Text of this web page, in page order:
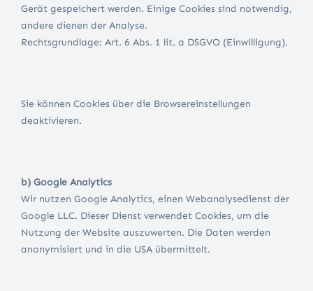
Gerät gespeichert werden. Einige Cookies sind notwendig,
andere dienen der Analyse.
Rechtsgrundlage: Art. 6 Abs. 1 lit. a DSGVO (Einwilligung).
Sie können Cookies über die Browsereinstellungen
deaktivieren.
b) Google Analytics
Wir nutzen Google Analytics, einen Webanalysedienst der
Google LLC. Dieser Dienst verwendet Cookies, um die
Nutzung der Website auszuwerten. Die Daten werden
anonymisiert und in die USA übermittelt.